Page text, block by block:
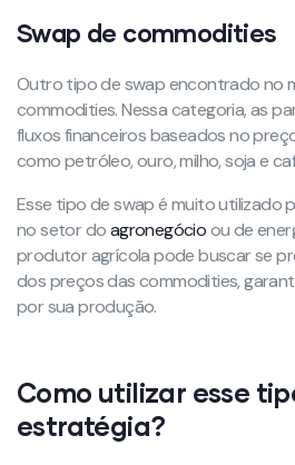
Swap de commodities
Outro tipo de swap encontrado no
commodities. Nessa categoria, as
fluxos financeiros baseados no
como petróleo, ouro, milho, soja e
Esse tipo de swap é muito utilizado
no setor doagronegócioou de
produtor agrícola pode buscar se
dos preços das commodities,
por sua produção.
Como utilizar esse
estratégia?